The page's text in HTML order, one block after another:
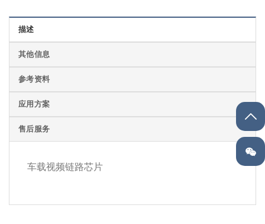
描述
其他信息
参考资料
应用方案
售后服务
车载视频链路芯片